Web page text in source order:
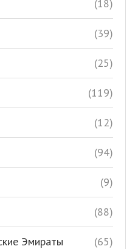
(18)
(39)
(25)
(119)
(12)
(94)
(9)
(88)
Эмираты (65)